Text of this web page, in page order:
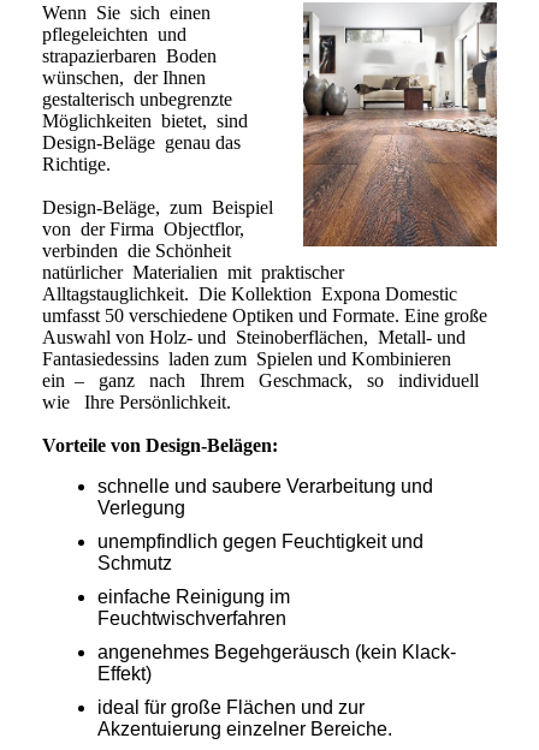
Wenn Sie sich einen
pflegeleichten und
strapazierbaren Boden
wünschen, der Ihnen
gestalterisch unbegrenzte
Möglichkeiten bietet, sind
Design-Beläge genau das
Richtige.
Design-Beläge, zum Beispiel
von der Firma Objectflor,
verbinden die Schönheit
natürlicher Materialien mit praktischer
Alltagstauglichkeit. Die Kollektion Expona Domestic
umfasst 50 verschiedene Optiken und Formate. Eine große
Auswahl von Holz- und Steinoberflächen, Metall- und
Fantasiedessins laden zum Spielen und Kombinieren
ein – ganz nach Ihrem Geschmack, so individuell
wie Ihre Persönlichkeit.
Vorteile von Design-Belägen:
schnelle und saubere Verarbeitung und
Verlegung
unempfindlich gegen Feuchtigkeit und
Schmutz
einfache Reinigung im
Feuchtwischverfahren
angenehmes Begehgeräusch (kein Klack-
Effekt)
ideal für große Flächen und zur
Akzentuierung einzelner Bereiche.